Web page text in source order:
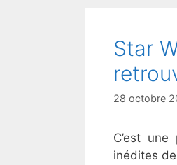
Star
28 octobre
C’est
inédites